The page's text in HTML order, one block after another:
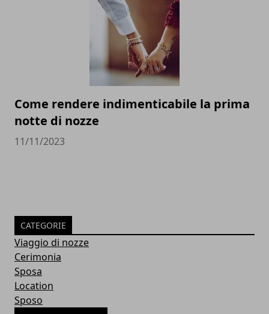
Come rendere indimenticabile la prima
notte di nozze
11/11/2023
CATEGORIE
Viaggio di nozze
Cerimonia
Sposa
Location
Sposo